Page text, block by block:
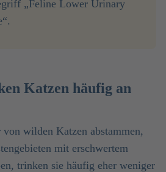
„Feline Lower Urinary
Katzen häufig an
von wilden Katzen abstammen,
mit erschwertem
trinken sie häufig eher weniger